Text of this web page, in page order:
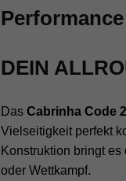
DEIN
Das Cabrinha Code
Vielseitigkeit perfekt
Konstruktion bringt
oder Wettkampf.